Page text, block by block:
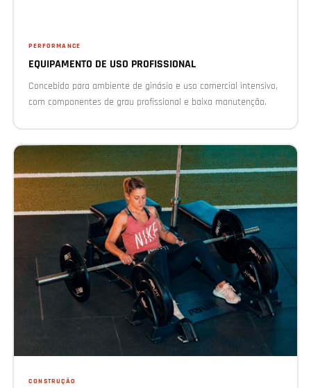
PERFORMANCE
EQUIPAMENTO DE USO PROFISSIONAL
Concebido para ambiente de ginásio e uso comercial intensivo,
com componentes de grau profissional e baixa manutenção.
CONSTRUÇÃO